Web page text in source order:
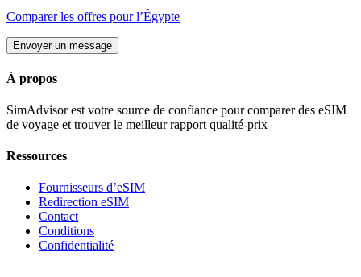
Comparer les offres pourl’Égypte
Envoyer un message
À propos
SimAdvisor est votre source de confiance pour comparer des eSIM
de voyage et trouver le meilleur rapport qualité-prix
Ressources
Fournisseurs d’eSIM
Redirection eSIM
Contact
Conditions
Confidentialité